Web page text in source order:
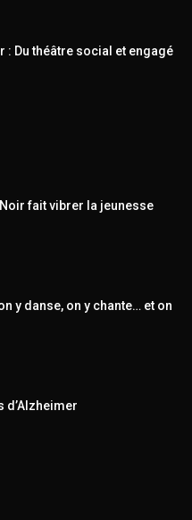
: Du théâtre social et engagé
fait vibrer la jeunesse
y danse, on y chante… et on
d’Alzheimer